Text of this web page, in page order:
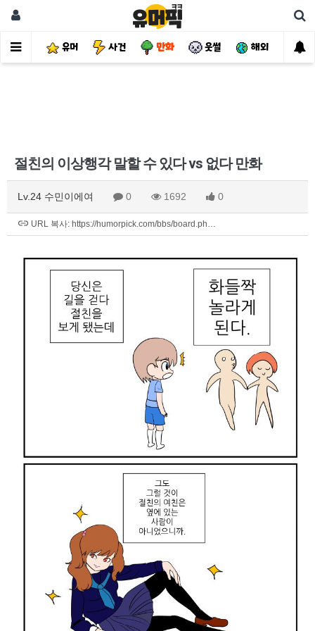
유머 사건 만화 웃썰 해외 핫
절친의 이상행각 말할 수 있다 vs 없다 만화
Lv.24 수민이에여 0 1692 0
URL 복사: https://humorpick.com/bbs/board.ph…